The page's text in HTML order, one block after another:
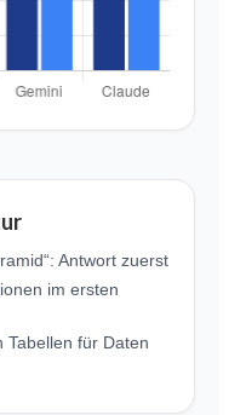
Antwort zuerst
im ersten
Tabellen für Daten